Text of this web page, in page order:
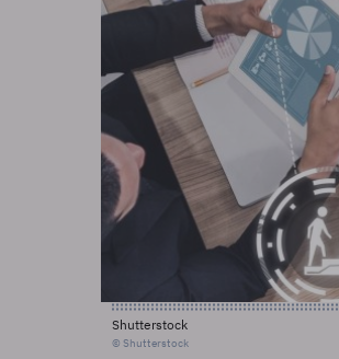
Shutterstock
© Shutterstock